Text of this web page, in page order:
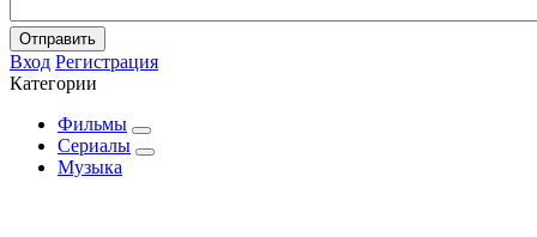
Отправить
Вход Регистрация
Категории
Фильмы
Сериалы
Музыка